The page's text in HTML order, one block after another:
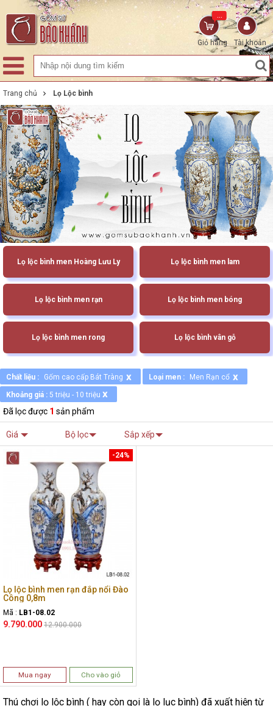
Tài khoản
Giỏ hàng
...
Trang chủ Lọ Lộc bình
Lọ lộc bình men Hoàng Lưu Ly Lọ lộc bình men lam
Lọ lộc bình men rạn Lọ lộc bình men bóng
Lọ lộc bình men rong Lọ lộc bình vân gỗ
Chất liệu : Gốm cao cấp Bát Tràng x Loại men : Men Rạn cổ x
Khoảng giá : 5 triệu - 10 triệu x
Đã lọc được 1 sản phẩm
Giá Bộ lọc Sắp xếp
Lọ lộc bình men rạn đắp nổi Đào
Công 0,8m
Mã : LB1-08.02
9.790.000
-24%
12.900.000
Mua ngay Cho vào giỏ
Thú chơi lọ lộc bình ( hay còn gọi là lọ lục bình) đã xuất hiện từ